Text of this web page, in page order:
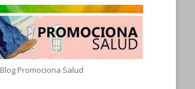
Blog Promociona Salud